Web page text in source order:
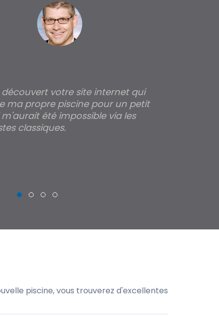
découvert votre site internet qui
ma propre piscine pour un petit
été impossible via les
classiques.
piscine, vous trouverez d'excellentes